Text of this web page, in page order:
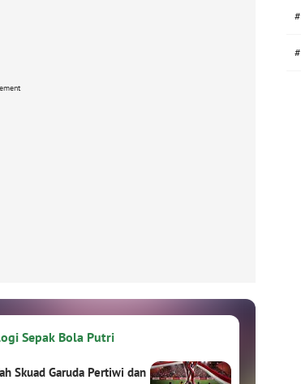
Sepak Bola Putri
Skuad Garuda Pertiwi dan
#
#